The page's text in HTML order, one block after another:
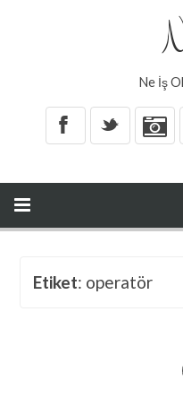
Ne İş
X _
Etiket: operatör